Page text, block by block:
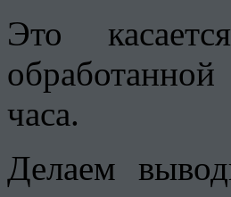
Это
часа.
Делаем